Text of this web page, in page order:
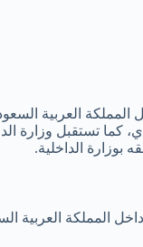
العربية
تستقبل وزارة
بوزارة الداخلية.
المملكة العربية